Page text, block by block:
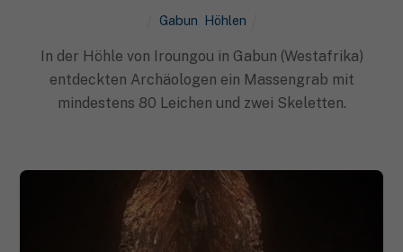
Gabun Höhlen
In der Höhle von Iroungou in Gabun (Westafrika)
entdeckten Archäologen ein Massengrab mit
mindestens 80 Leichen und zwei Skeletten.